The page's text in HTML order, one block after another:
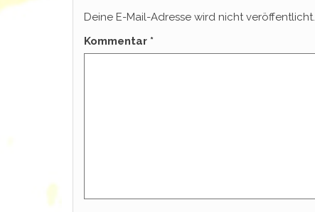
Deine E-Mail-Adresse wird nicht veröffentlicht.
Kommentar *